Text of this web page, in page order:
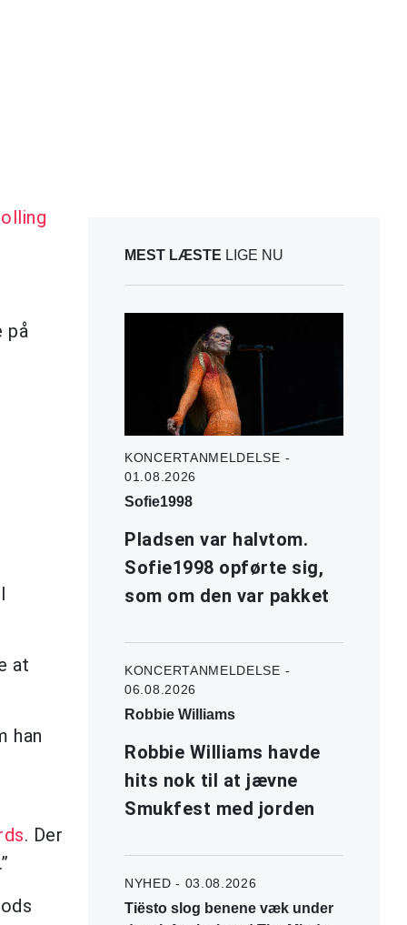
på
at
han
. Der
MEST LÆSTE LIGE NU
KONCERTANMELDELSE -
01.08.2026
Sofie1998
Pladsen var halvtom.
Sofie1998 opførte sig,
som om den var pakket
KONCERTANMELDELSE -
06.08.2026
Robbie Williams
Robbie Williams havde
hits nok til at jævne
Smukfest med jorden
NYHED - 03.08.2026
Tiësto slog benene væk under